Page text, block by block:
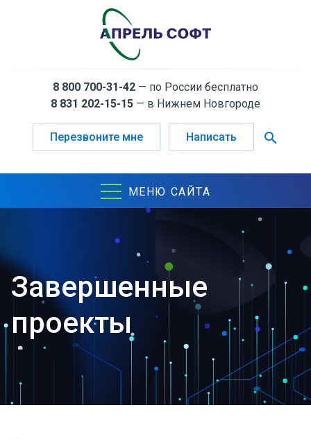
8 800 700-31-42 — по России бесплатно
8 831 202-15-15 — в Нижнем Новгороде
Перезвоните мне Написать search
МЕНЮ САЙТА
Завершенные
проекты